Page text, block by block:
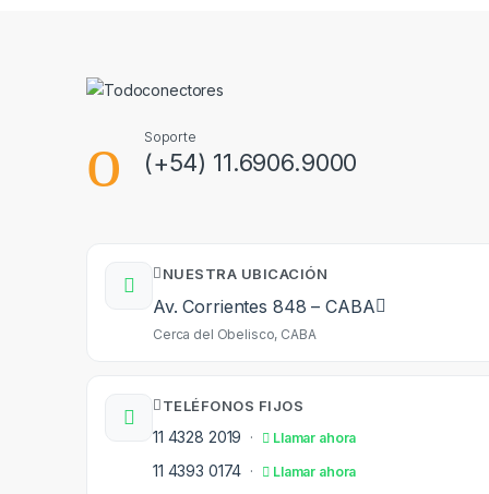
Soporte
(+54) 11.6906.9000
NUESTRA UBICACIÓN
Av. Corrientes 848 – CABA
Cerca del Obelisco, CABA
TELÉFONOS FIJOS
11 4328 2019 · Llamar ahora
11 4393 0174 · Llamar ahora